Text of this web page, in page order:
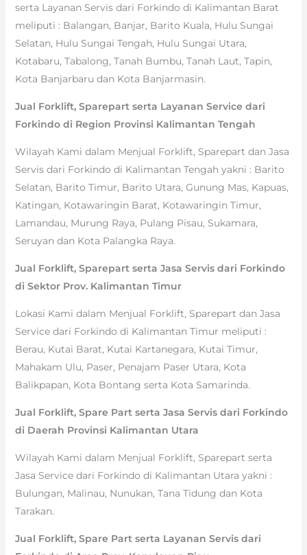
serta Layanan Servis dari Forkindo di Kalimantan Barat
meliputi : Balangan, Banjar, Barito Kuala, Hulu Sungai
Selatan, Hulu Sungai Tengah, Hulu Sungai Utara,
Kotabaru, Tabalong, Tanah Bumbu, Tanah Laut, Tapin,
Kota Banjarbaru dan Kota Banjarmasin.
Jual Forklift, Sparepart serta Layanan Service dari
Forkindo di Region Provinsi Kalimantan Tengah
Wilayah Kami dalam Menjual Forklift, Sparepart dan Jasa
Servis dari Forkindo di Kalimantan Tengah yakni : Barito
Selatan, Barito Timur, Barito Utara, Gunung Mas, Kapuas,
Katingan, Kotawaringin Barat, Kotawaringin Timur,
Lamandau, Murung Raya, Pulang Pisau, Sukamara,
Seruyan dan Kota Palangka Raya.
Jual Forklift, Sparepart serta Jasa Servis dari Forkindo
di Sektor Prov. Kalimantan Timur
Lokasi Kami dalam Menjual Forklift, Sparepart dan Jasa
Service dari Forkindo di Kalimantan Timur meliputi :
Berau, Kutai Barat, Kutai Kartanegara, Kutai Timur,
Mahakam Ulu, Paser, Penajam Paser Utara, Kota
Balikpapan, Kota Bontang serta Kota Samarinda.
Jual Forklift, Spare Part serta Jasa Servis dari Forkindo
di Daerah Provinsi Kalimantan Utara
Wilayah Kami dalam Menjual Forklift, Sparepart serta
Jasa Service dari Forkindo di Kalimantan Utara yakni :
Bulungan, Malinau, Nunukan, Tana Tidung dan Kota
Tarakan.
Jual Forklift, Spare Part serta Layanan Servis dari